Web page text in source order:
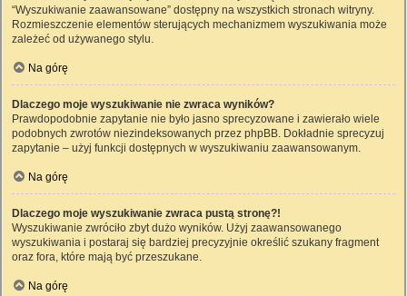
“Wyszukiwanie zaawansowane” dostępny na wszystkich stronach witryny.
Rozmieszczenie elementów sterujących mechanizmem wyszukiwania może
zależeć od używanego stylu.
Na górę
Dlaczego moje wyszukiwanie nie zwraca wyników?
Prawdopodobnie zapytanie nie było jasno sprecyzowane i zawierało wiele
podobnych zwrotów niezindeksowanych przez phpBB. Dokładnie sprecyzuj
zapytanie – użyj funkcji dostępnych w wyszukiwaniu zaawansowanym.
Na górę
Dlaczego moje wyszukiwanie zwraca pustą stronę?!
Wyszukiwanie zwróciło zbyt dużo wyników. Użyj zaawansowanego
wyszukiwania i postaraj się bardziej precyzyjnie określić szukany fragment
oraz fora, które mają być przeszukane.
Na górę